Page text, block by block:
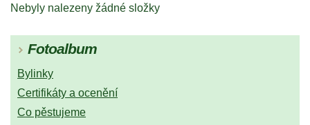
Nebyly nalezeny žádné složky
Fotoalbum
Bylinky
Certifikáty a ocenění
Co pěstujeme